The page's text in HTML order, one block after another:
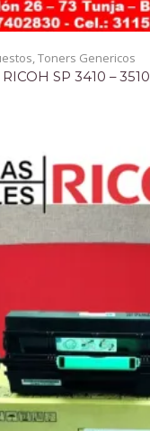
,Toners Genericos
SP 3410 – 3510